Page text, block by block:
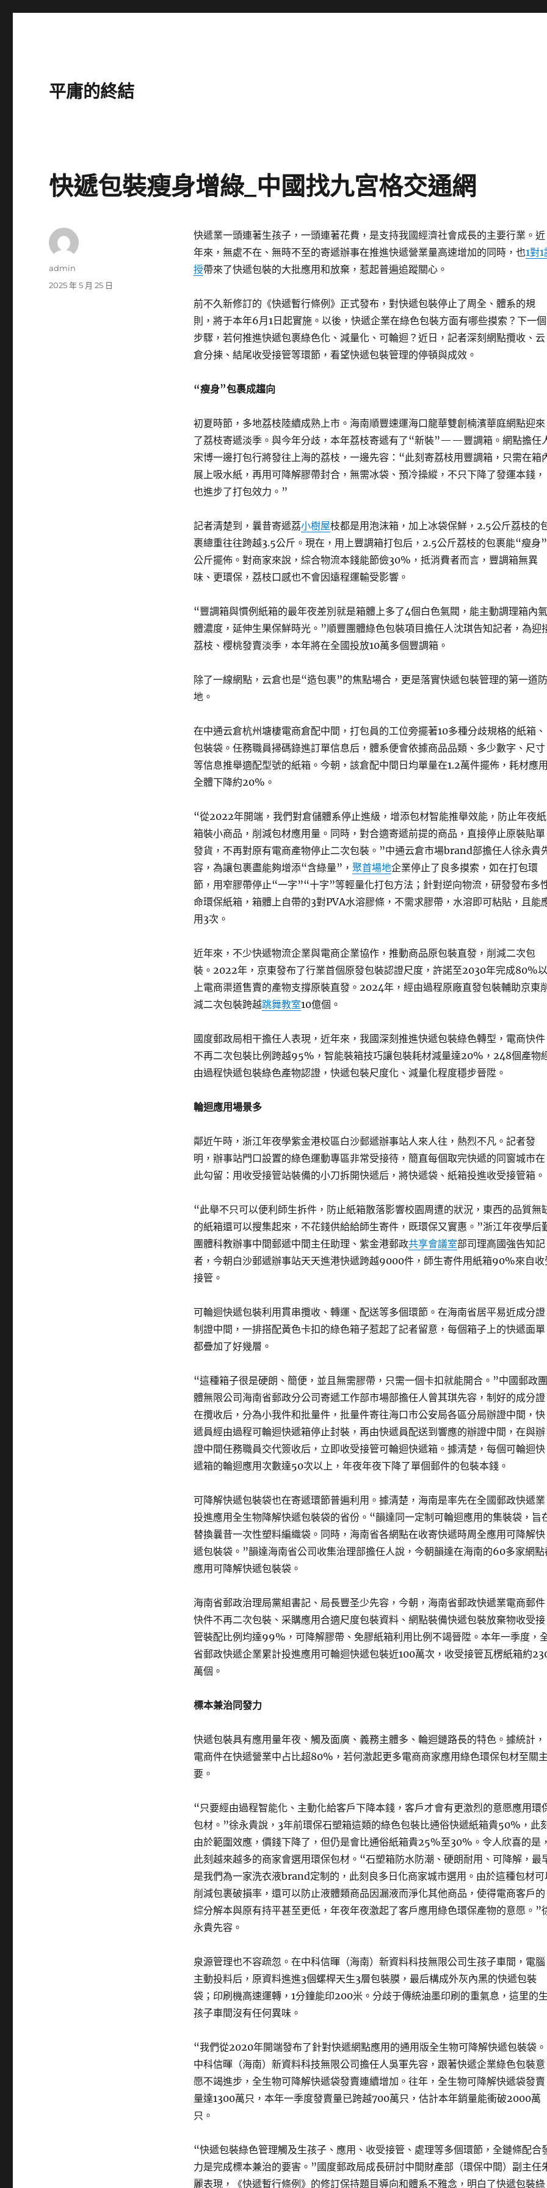
平庸的終結
快遞包裝瘦身增綠_中國找九宮格交通網
快遞業一頭連著生孩子，一頭連著花費，是支持我國經濟社會成長的主要行業。近
年來，無處不在、無時不至的寄遞辦事在推進快遞營業量高速增加的同時，也1對1
授帶來了快遞包裝的大批應用和放棄，惹起普遍追蹤關心。
前不久新修訂的《快遞暫行條例》正式發布，對快遞包裝停止了周全、體系的規
則，將于本年6月1日起實施。以後，快遞企業在綠色包裝方面有哪些摸索？下一個
步驟，若何推進快遞包裹綠色化、減量化、可輪迴？近日，記者深刻網點攬收、云
倉分揀、結尾收受接管等環節，看望快遞包裝管理的停頓與成效。
“瘦身”包裹成趨向
初夏時節，多地荔枝陸續成熟上市。海南順豐速運海口龍華雙創楠濱華庭網點迎來
了荔枝寄遞淡季。與今年分歧，本年荔枝寄遞有了“新裝”——豐調箱。網點擔任
宋博一邊打包行將發往上海的荔枝，一邊先容：“此刻寄荔枝用豐調箱，只需在箱
展上吸水紙，再用可降解膠帶封合，無需冰袋、預冷操縱，不只下降了發運本錢，
也進步了打包效力。”
記者清楚到，曩昔寄遞荔小樹屋枝都是用泡沫箱，加上冰袋保鮮，2.5公斤荔枝的
裹總重往往跨越3.5公斤。現在，用上豐調箱打包后，2.5公斤荔枝的包裹能“瘦身
公斤擺佈。對商家來說，綜合物流本錢能節儉30%，抵消費者而言，豐調箱無異
味、更環保，荔枝口感也不會因遠程運輸受影響。
“豐調箱與慣例紙箱的最年夜差別就是箱體上多了4個白色氣閥，能主動調理箱內氣
體濃度，延伸生果保鮮時光。”順豐團體綠色包裝項目擔任人沈琪告知記者，為迎
荔枝、櫻桃發賣淡季，本年將在全國投放10萬多個豐調箱。
除了一線網點，云倉也是“造包裹”的焦點場合，更是落實快遞包裝管理的第一道防
地。
在中通云倉杭州塘棲電商倉配中間，打包員的工位旁擺著10多種分歧規格的紙箱、
包裝袋。任務職員掃碼錄進訂單信息后，體系便會依據商品品類、多少數字、尺寸
等信息推舉適配型號的紙箱。今朝，該倉配中間日均單量在1.2萬件擺佈，耗材應用
全體下降約20%。
“從2022年開端，我們對倉儲體系停止進級，增添包材智能推舉效能，防止年夜紙
箱裝小商品，削減包材應用量。同時，對合適寄遞前提的商品，直接停止原裝貼單
發貨，不再對原有電商產物停止二次包裝。”中通云倉市場brand部擔任人徐永貴
容，為讓包裹盡能夠增添“含綠量”， 聚首場地企業停止了良多摸索，如在打包環
節，用窄膠帶停止“一字”“十字”等輕量化打包方法；針對逆向物流，研發發布多
命環保紙箱，箱體上自帶的3對PVA水溶膠條，不需求膠帶，水溶即可粘貼，且能
用3次。
近年來，不少快遞物流企業與電商企業協作，推動商品原包裝直發，削減二次包
裝。2022年，京東發布了行業首個原發包裝認證尺度，許諾至2030年完成80%以
上電商渠道售賣的產物支撐原裝直發。2024年，經由過程原廠直發包裝輔助京東削
減二次包裝跨越跳舞教室10億個。
國度郵政局相干擔任人表現，近年來，我國深刻推進快遞包裝綠色轉型，電商快件
不再二次包裝比例跨越95%，智能裝箱技巧讓包裝耗材減量達20%，248個產物
由過程快遞包裝綠色產物認證，快遞包裝尺度化、減量化程度穩步晉陞。
輪迴應用場景多
鄰近午時，浙江年夜學紫金港校區白沙郵遞辦事站人來人往，熱烈不凡。記者發
明，辦事站門口設置的綠色運動專區非常受接待，簡直每個取完快遞的同窗城市在
此勾留：用收受接管站裝備的小刀拆開快遞后，將快遞袋、紙箱投進收受接管箱。
“此舉不只可以便利師生拆件，防止紙箱散落影響校園周遭的狀況，東西的品質無
的紙箱還可以搜集起來，不花錢供給給師生寄件，既環保又實惠。”浙江年夜學后
團體科教辦事中間郵遞中間主任助理、紫金港郵政共享會議室部司理高國強告知記
者，今朝白沙郵遞辦事站天天進港快遞跨越9000件，師生寄件用紙箱90%來自收
接管。
可輪迴快遞包裝利用貫串攬收、轉運、配送等多個環節。在海南省居平易近成分證
制證中間，一排搭配黃色卡扣的綠色箱子惹起了記者留意，每個箱子上的快遞面單
都疊加了好幾層。
“這種箱子很是硬朗、簡便，並且無需膠帶，只需一個卡扣就能開合。”中國郵政團
體無限公司海南省郵政分公司寄遞工作部市場部擔任人曾其琪先容，制好的成分證
在攬收后，分為小我件和批量件，批量件寄往海口市公安局各區分局辦證中間，快
遞員經由過程可輪迴快遞箱停止封裝，再由快遞員配送到響應的辦證中間，在與辦
證中間任務職員交代簽收后，立即收受接管可輪迴快遞箱。據清楚，每個可輪迴快
遞箱的輪迴應用次數達50次以上，年夜年夜下降了單個郵件的包裝本錢。
可降解快遞包裝袋也在寄遞環節普遍利用。據清楚，海南是率先在全國郵政快遞業
投進應用全生物降解快遞包裝袋的省份。“韻達同一定制可輪迴應用的集裝袋，旨
替換曩昔一次性塑料編織袋。同時，海南省各網點在收寄快遞時周全應用可降解快
遞包裝袋。”韻達海南省公司收集治理部擔任人說，今朝韻達在海南的60多家網點
應用可降解快遞包裝袋。
海南省郵政治理局黨組書記、局長豐圣少先容，今朝，海南省郵政快遞業電商郵件
快件不再二次包裝、采購應用合適尺度包裝資料、網點裝備快遞包裝放棄物收受接
管裝配比例均達99%，可降解膠帶、免膠紙箱利用比例不竭晉陞。本年一季度，
省郵政快遞企業累計投進應用可輪迴快遞包裝近100萬次，收受接管瓦楞紙箱約
萬個。
標本兼治同發力
快遞包裝具有應用量年夜、觸及面廣、義務主體多、輪迴鏈路長的特色。據統計，
電商件在快遞營業中占比超80%，若何激起更多電商商家應用綠色環保包材至關主
要。
“只要經由過程智能化、主動化給客戶下降本錢，客戶才會有更激烈的意愿應用環
包材。”徐永貴說，3年前環保石塑箱這類的綠色包裝比通俗快遞紙箱貴50%，此刻
由於範圍效應，價錢下降了，但仍是會比通俗紙箱貴25%至30%。令人欣喜的是，
此刻越來越多的商家會選用環保包材。“石塑箱防水防潮、硬朗耐用、可降解，最
是我們為一家洗衣液brand定制的，此刻良多日化商家城市選用。由於這種包材可
削減包裹破損率，還可以防止液體類商品因漏液而淨化其他商品，使得電商客戶的
綜分解本與原有持平甚至更低，年夜年夜激起了客戶應用綠色環保產物的意愿。”
永貴先容。
泉源管理也不容疏忽。在中科信暉（海南）新資料科技無限公司生孩子車間，電腦
主動投料后，原資料進進3個螺桿天生3層包裝膜，最后構成外灰內黑的快遞包裝
袋；印刷機高速運轉，1分鐘能印200米。分歧于傳統油墨印刷的重氣息，這里的生
孩子車間沒有任何異味。
“我們從2020年開端發布了針對快遞網點應用的通用版全生物可降解快遞包裝袋
中科信暉（海南）新資料科技無限公司擔任人吳軍先容，跟著快遞企業綠色包裝意
愿不竭進步，全生物可降解快遞袋發賣連續增加。往年，全生物可降解快遞袋發賣
量達1300萬只，本年一季度發賣量已跨越700萬只，估計本年銷量能衝破2000萬
只。
“快遞包裝綠色管理觸及生孩子、應用、收受接管、處理等多個環節，全鏈條配合
力是完成標本兼治的要害。”國度郵政局成長研討中間財產部（環保中間）副主任
麗表現，《快遞暫行條例》的修訂保持題目導向和體系不雅念，明白了快遞包裝綠
作
admin
發
2025 年 5 月 25 日